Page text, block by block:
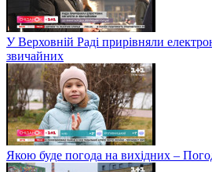
У Верховній Раді прирівняли
звичайних
Якою буде погода на вихідних –